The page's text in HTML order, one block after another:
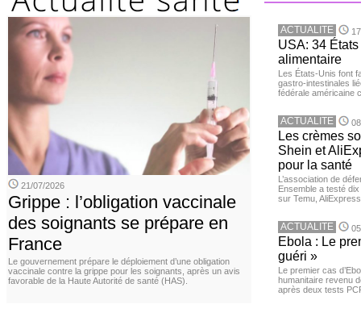
21/07/2026
Grippe : l’obligation vaccinale
des soignants se prépare en
France
Le gouvernement prépare le déploiement d’une obligation
vaccinale contre la grippe pour les soignants, après un avis
favorable de la Haute Autorité de santé (HAS).
ACTUALITE
USA: 34
alimentaire
Les États-Unis font
gastro-intestinales
fédérale américaine
ACTUALITE
Les crèmes
Shein et
pour la santé
L’association de
Ensemble a testé
sur Temu,
ACTUALITE
Ebola : Le
guéri »
Le premier cas
humanitaire revenu
après deux tests